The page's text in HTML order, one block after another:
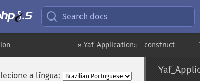
Search docs
« Yaf_Application::__construct
a língua: